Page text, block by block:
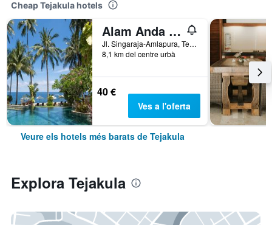
Cheap Tejakula hotels
Alam Anda Ocean Front Resort & Spa
Jl. Singaraja-Amlapura, Tejakula, Indonèsia
8,1 km del centre urbà
40 €
Ves a l'oferta
Veure els hotels més barats de Tejakula
Explora Tejakula